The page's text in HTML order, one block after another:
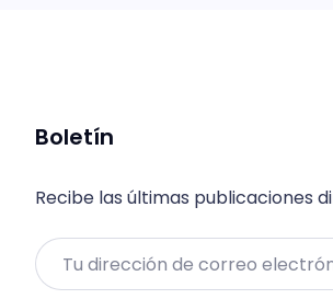
Boletín
Recibe las últimas publicaciones
Email